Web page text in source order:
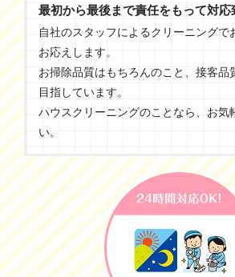
最初から最後まで責任をもって対応
自社のスタッフによるクリーニングで
お応えします。
お掃除品質はもちろんのこと、接客品
目指しています。
ハウスクリーニングのことなら、お気
い。